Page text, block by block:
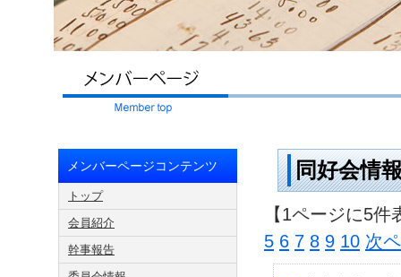
同好会情
【1ページに5
5 6 7 8 9 10 次
メンバーページコンテンツ
トップ
会員紹介
幹事報告